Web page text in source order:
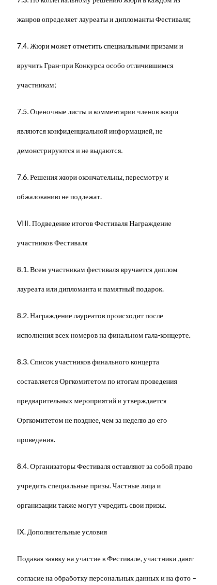
жанров определяет лауреаты и дипломанты Фестиваля;
7.4. Жюри может отметить специальными призами и
вручить Гран-при Конкурса особо отличившимся
участникам;
7.5. Оценочные листы и комментарии членов жюри
являются конфиденциальной информацией, не
демонстрируются и не выдаются.
7.6. Решения жюри окончательны, пересмотру и
обжалованию не подлежат.
VIII. Подведение итогов Фестиваля Награждение
участников Фестиваля
8.1. Всем участникам фестиваля вручается диплом
лауреата или дипломанта и памятный подарок.
8.2. Награждение лауреатов происходит после
исполнения всех номеров на финальном гала-концерте.
8.3. Список участников финального концерта
составляется Оргкомитетом по итогам проведения
предварительных мероприятий и утверждается
Оргкомитетом не позднее, чем за неделю до его
проведения.
8.4. Организаторы Фестиваля оставляют за собой право
учредить специальные призы. Частные лица и
организации также могут учредить свои призы.
IX. Дополнительные условия
Подавая заявку на участие в Фестивале, участники дают
согласие на обработку персональных данных и на фото –